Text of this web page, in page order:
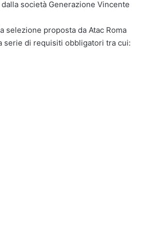
società Generazione Vincente
selezione proposta da Atac Roma
serie di requisiti obbligatori tra cui: